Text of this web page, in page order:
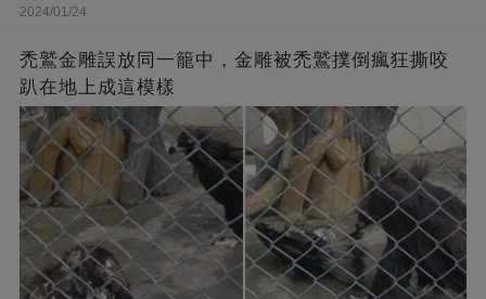
2024/01/24
禿鷲金雕誤放同一籠中，金雕被禿鷲撲倒瘋狂撕咬
趴在地上成這模樣